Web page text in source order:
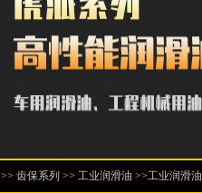
>> 齿保系列 >> 工业润滑油 >>工业润滑油